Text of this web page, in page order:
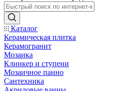
Каталог
Керамическая плитка
Керамогранит
Мозаика
Клинкер и ступени
Мозаичное панно
Сантехника